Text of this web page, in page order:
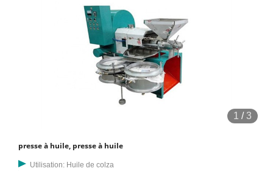
1 /3
presse à huile, presse à huile
Utilisation: Huile de colza